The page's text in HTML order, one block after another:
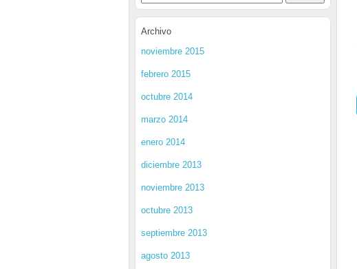
Archivo
noviembre 2015
febrero 2015
octubre 2014
marzo 2014
enero 2014
diciembre 2013
noviembre 2013
octubre 2013
septiembre 2013
agosto 2013